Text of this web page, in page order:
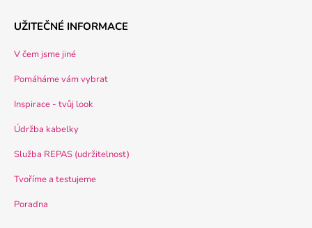
UŽITEČNÉ INFORMACE
V čem jsme jiné
Pomáháme vám vybrat
Inspirace - tvůj look
Údržba kabelky
Služba REPAS (udržitelnost)
Tvoříme a testujeme
Poradna